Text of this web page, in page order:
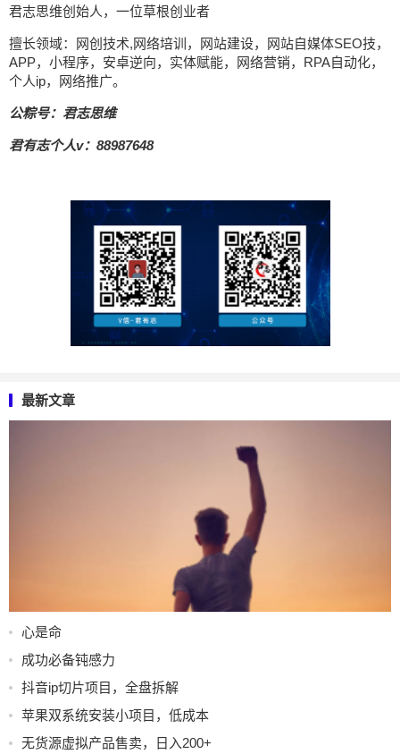
君志思维创始人，一位草根创业者
擅长领域：网创技术,网络培训，网站建设，网站自媒体SEO技，
APP，小程序，安卓逆向，实体赋能，网络营销，RPA自动化，
个人ip，网络推广。
公粽号：君志思维
君有志个人v：88987648
最新文章
心是命
成功必备钝感力
抖音ip切片项目，全盘拆解
苹果双系统安装小项目，低成本
无货源虚拟产品售卖，日入200+